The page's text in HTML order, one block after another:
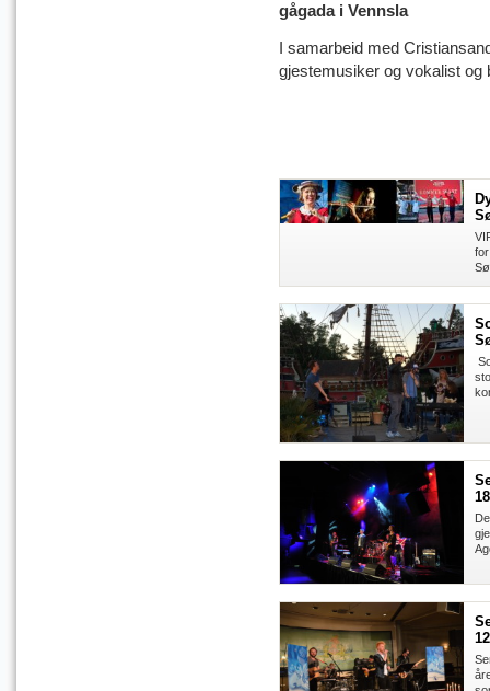
gågada i Vennsla
I samarbeid med
gjestemusiker og vokalist og